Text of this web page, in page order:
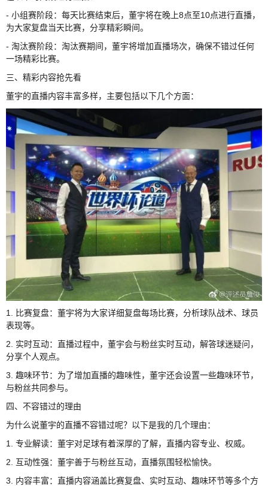
- 小组赛阶段：每天比赛结束后，董宇将在晚上8点至10点进行直播，
为大家复盘当天比赛，分享精彩瞬间。
- 淘汰赛阶段：淘汰赛期间，董宇将增加直播场次，确保不错过任何
一场精彩比赛。
三、精彩内容抢先看
董宇的直播内容丰富多样，主要包括以下几个方面：
1. 比赛复盘：董宇将为大家详细复盘每场比赛，分析球队战术、球员
表现等。
2. 实时互动：直播过程中，董宇会与粉丝实时互动，解答球迷疑问，
分享个人观点。
3. 趣味环节：为了增加直播的趣味性，董宇还会设置一些趣味环节，
与粉丝共同参与。
四、不容错过的理由
为什么说董宇的直播不容错过呢？以下是我的几个理由：
1. 专业解读：董宇对足球有着深厚的了解，直播内容专业、权威。
2. 互动性强：董宇善于与粉丝互动，直播氛围轻松愉快。
3. 内容丰富：直播内容涵盖比赛复盘、实时互动、趣味环节等多个方